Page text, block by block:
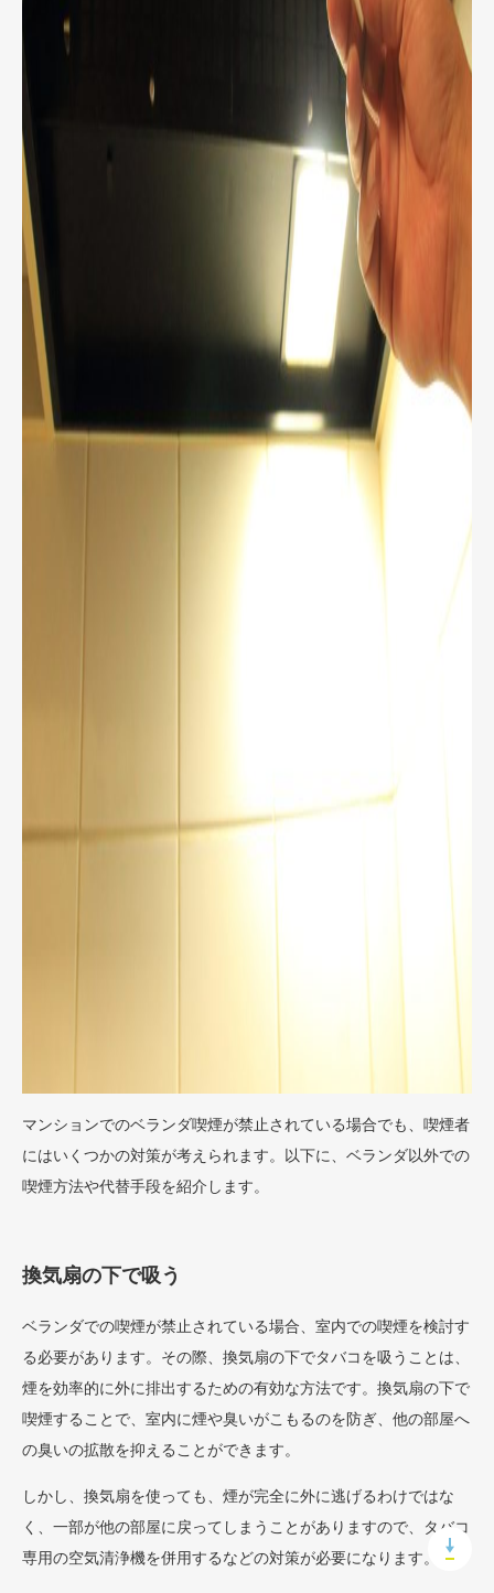
マンションでのベランダ喫煙が禁止されている場合でも、喫煙者
にはいくつかの対策が考えられます。以下に、ベランダ以外での
喫煙方法や代替手段を紹介します。
換気扇の下で吸う
ベランダでの喫煙が禁止されている場合、室内での喫煙を検討す
る必要があります。その際、換気扇の下でタバコを吸うことは、
煙を効率的に外に排出するための有効な方法です。換気扇の下で
喫煙することで、室内に煙や臭いがこもるのを防ぎ、他の部屋へ
の臭いの拡散を抑えることができます。
しかし、換気扇を使っても、煙が完全に外に逃げるわけではな
く、一部が他の部屋に戻ってしまうことがありますので、タバコ
専用の空気清浄機を併用するなどの対策が必要になります。